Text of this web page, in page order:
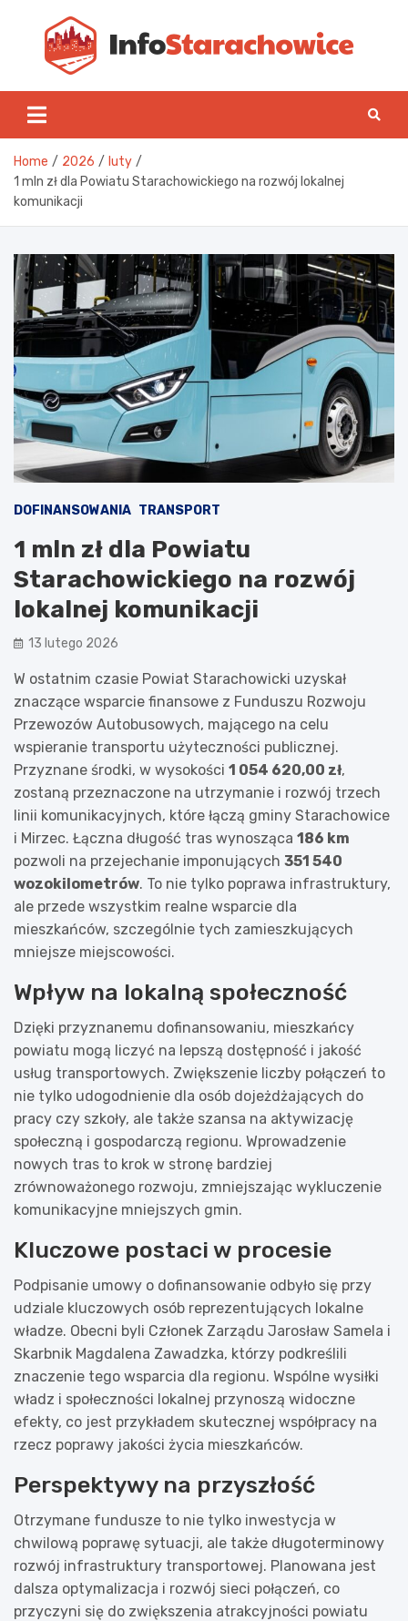
content
Home 2026
luty
1 mln zł dla Powiatu Starachowickiego na rozwój lokalnej
komunikacji
DOFINANSOWANIA TRANSPORT
1 mln zł dla Powiatu
Starachowickiego na rozwój
lokalnej komunikacji
13 lutego 2026
W ostatnim czasie Powiat Starachowicki uzyskał
znaczące wsparcie finansowe z Funduszu Rozwoju
Przewozów Autobusowych, mającego na celu
wspieranie transportu użyteczności publicznej.
Przyznane środki, w wysokości 1 054 620,00 zł,
zostaną przeznaczone na utrzymanie i rozwój trzech
linii komunikacyjnych, które łączą gminy Starachowice
i Mirzec. Łączna długość tras wynosząca 186 km
pozwoli na przejechanie imponujących 351 540
wozokilometrów. To nie tylko poprawa infrastruktury,
ale przede wszystkim realne wsparcie dla
mieszkańców, szczególnie tych zamieszkujących
mniejsze miejscowości.
Wpływ na lokalną społeczność
Dzięki przyznanemu dofinansowaniu, mieszkańcy
powiatu mogą liczyć na lepszą dostępność i jakość
usług transportowych. Zwiększenie liczby połączeń to
nie tylko udogodnienie dla osób dojeżdżających do
pracy czy szkoły, ale także szansa na aktywizację
społeczną i gospodarczą regionu. Wprowadzenie
nowych tras to krok w stronę bardziej
zrównoważonego rozwoju, zmniejszając wykluczenie
komunikacyjne mniejszych gmin.
Kluczowe postaci w procesie
Podpisanie umowy o dofinansowanie odbyło się przy
udziale kluczowych osób reprezentujących lokalne
władze. Obecni byli Członek Zarządu Jarosław Samela i
Skarbnik Magdalena Zawadzka, którzy podkreślili
znaczenie tego wsparcia dla regionu. Wspólne wysiłki
władz i społeczności lokalnej przynoszą widoczne
efekty, co jest przykładem skutecznej współpracy na
rzecz poprawy jakości życia mieszkańców.
Perspektywy na przyszłość
Otrzymane fundusze to nie tylko inwestycja w
chwilową poprawę sytuacji, ale także długoterminowy
rozwój infrastruktury transportowej. Planowana jest
dalsza optymalizacja i rozwój sieci połączeń, co
przyczyni się do zwiększenia atrakcyjności powiatu